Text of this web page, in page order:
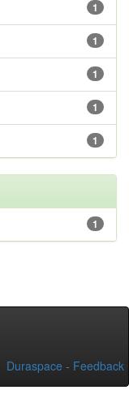
1
1
1
1
1
1
Duraspace - Feedback